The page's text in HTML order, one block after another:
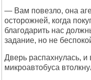
— Вам повезло, она
осторожней, когда
благодарить нас
задание, но не
Дверь распахнулась,
микроавтобуса